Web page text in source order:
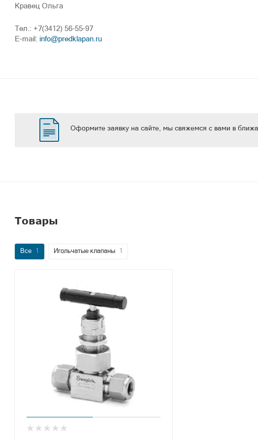
Кравец Ольга
Тел.: +7(3412) 56-55-97
E-mail: info@predklapan.ru
Оформите заявку на сайте, мы свяжемся с вами в
Товары
Все 1 Игольчатые клапаны 1